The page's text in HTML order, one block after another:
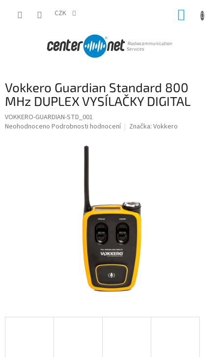
CZK
Vokkero Guardian Standard 800
MHz DUPLEX VYSÍLAČKY DIGITAL
VOKKERO-GUARDIAN-STD_001
Průměrné
Neohodnoceno Podrobnosti hodnocení Značka: Vokkero